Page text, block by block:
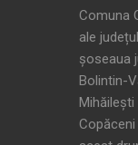
Comuna
ale
șoseaua
Bolintin-
Copăceni